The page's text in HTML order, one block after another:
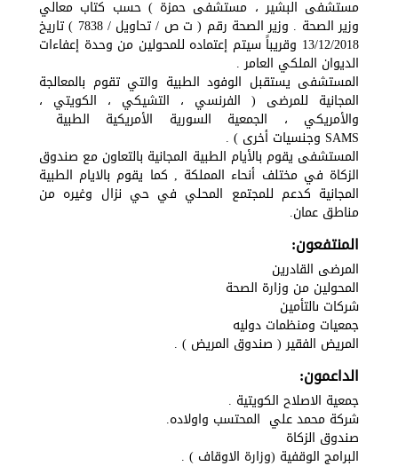
مستشفى البشير ، مستشفى حمزة ) حسب كتاب معالي
وزير الصحة . وزير الصحة رقم ( ت ص / تحاويل / 7838 ) تاريخ
13/12/2018 وقريباً سيتم إعتماده للمحولين من وحدة إعفاءات
الديوان الملكي العامر .
المستشفى يستقبل الوفود الطبية والتي تقوم بالمعالجة
المجانية للمرضى ( الفرنسي ، التشيكي ، الكويتي ،
والأمريكي ، الجمعية السورية الأمريكية الطبية
SAMS وجنسيات أخرى ) .
المستشفى يقوم بالأيام الطبية المجانية بالتعاون مع صندوق
الزكاة في مختلف أنحاء المملكة , كما يقوم بالايام الطبية
المجانية كدعم للمجتمع المحلي في حي نزال وغيره من
مناطق عمان.
المنتفعون:
المرضى القادرين
المحولين من وزارة الصحة
شركات ىالتأمين
جمعيات ومنظمات دوليه
المريض الفقير ( صندوق المريض ) .
الداعمون:
جمعية الاصلاح الكويتية .
شركة محمد علي المحتسب واولاده.
صندوق الزكاة
البرامج الوقفية (وزارة الاوقاف ) .